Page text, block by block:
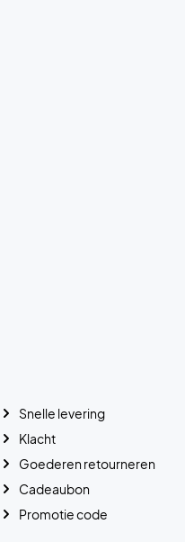
Snelle levering
Klacht
Goederen retourneren
Cadeaubon
Promotie code